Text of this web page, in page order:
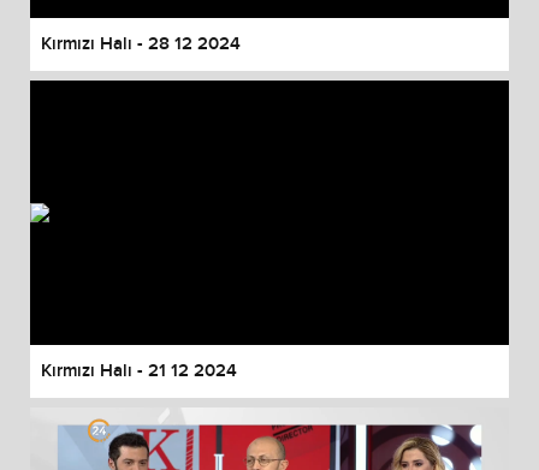
Kırmızı Halı - 28 12 2024
Kırmızı Halı - 21 12 2024